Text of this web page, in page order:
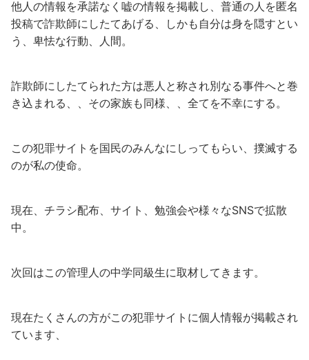
他人の情報を承諾なく嘘の情報を掲載し、普通の人を匿名
投稿で詐欺師にしたてあげる、しかも自分は身を隠すとい
う、卑怯な行動、人間。
詐欺師にしたてられた方は悪人と称され別なる事件へと巻
き込まれる、、その家族も同様、、全てを不幸にする。
この犯罪サイトを国民のみんなにしってもらい、撲滅する
のが私の使命。
現在、チラシ配布、サイト、勉強会や様々なSNSで拡散
中。
次回はこの管理人の中学同級生に取材してきます。
現在たくさんの方がこの犯罪サイトに個人情報が掲載され
ています、